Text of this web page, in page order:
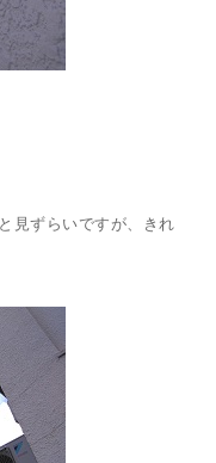
見ずらいですが、きれ